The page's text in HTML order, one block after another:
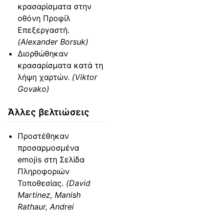
κρασαρίσματα στην
οθόνη Προφίλ
Επεξεργαστή.
(Alexander Borsuk)
Διορθώθηκαν
κρασαρίσματα κατά τη
λήψη χαρτών. (Viktor
Govako)
Άλλες βελτιώσεις
Προστέθηκαν
προσαρμοσμένα
emojis στη Σελίδα
Πληροφοριών
Τοποθεσίας. (David
Martinez, Manish
Rathaur, Andrei